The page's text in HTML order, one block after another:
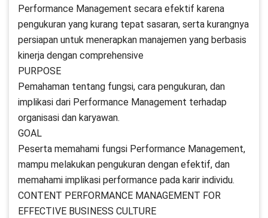
Performance Management secara efektif karena
pengukuran yang kurang tepat sasaran, serta kurangnya
persiapan untuk menerapkan manajemen yang berbasis
kinerja dengan comprehensive
PURPOSE
Pemahaman tentang fungsi, cara pengukuran, dan
implikasi dari Performance Management terhadap
organisasi dan karyawan.
GOAL
Peserta memahami fungsi Performance Management,
mampu melakukan pengukuran dengan efektif, dan
memahami implikasi performance pada karir individu.
CONTENT PERFORMANCE MANAGEMENT FOR
EFFECTIVE BUSINESS CULTURE